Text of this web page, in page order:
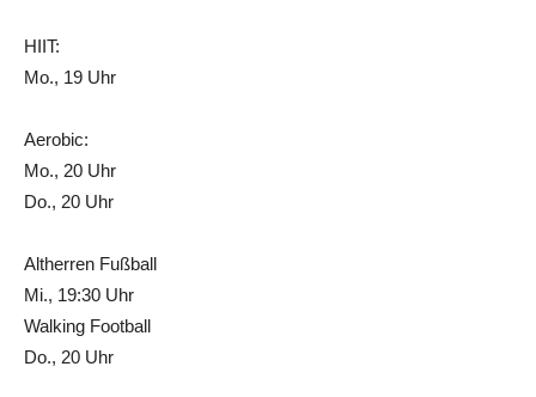
HIIT:
Mo., 19 Uhr
Aerobic:
Mo., 20 Uhr
Do., 20 Uhr
Altherren Fußball
Mi., 19:30 Uhr
Walking Football
Do., 20 Uhr